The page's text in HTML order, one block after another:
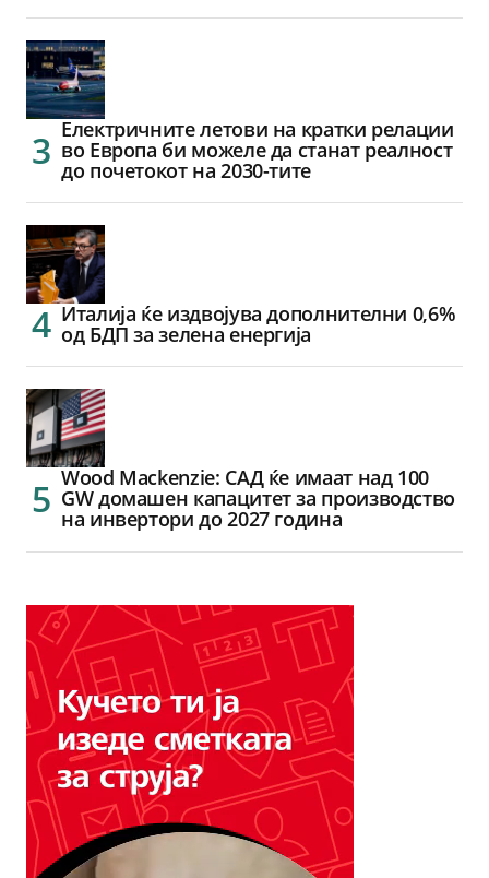
Електричните летови на кратки релации
во Европа би можеле да станат реалност
до почетокот на 2030-тите
Италија ќе издвојува дополнителни 0,6%
од БДП за зелена енергија
Wood Mackenzie: САД ќе имаат над 100
GW домашен капацитет за производство
на инвертори до 2027 година